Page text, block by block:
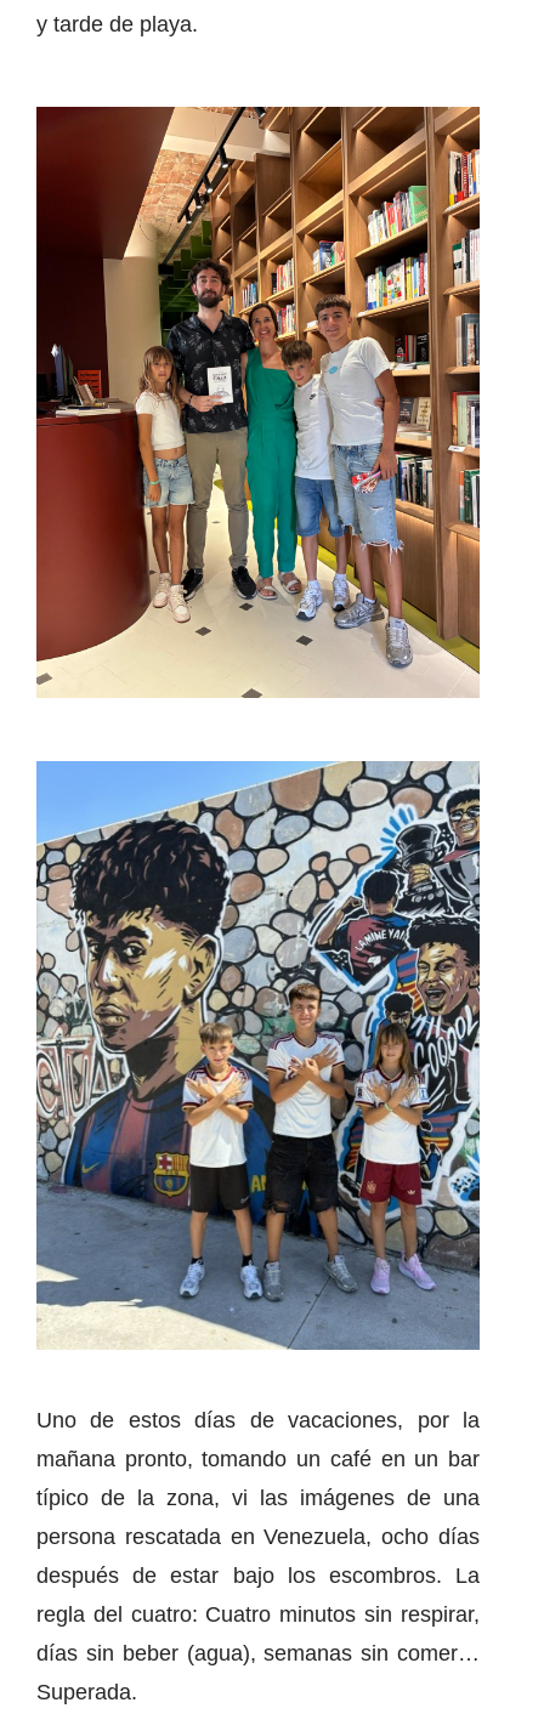
y tarde de playa.
Uno de estos días de vacaciones, por la
mañana pronto, tomando un café en un bar
típico de la zona, vi las imágenes de una
persona rescatada en Venezuela, ocho días
después de estar bajo los escombros. La
regla del cuatro: Cuatro minutos sin respirar,
días sin beber (agua), semanas sin comer…
Superada.